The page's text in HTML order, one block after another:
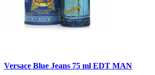
Versace Blue Jeans 75 ml EDT MAN